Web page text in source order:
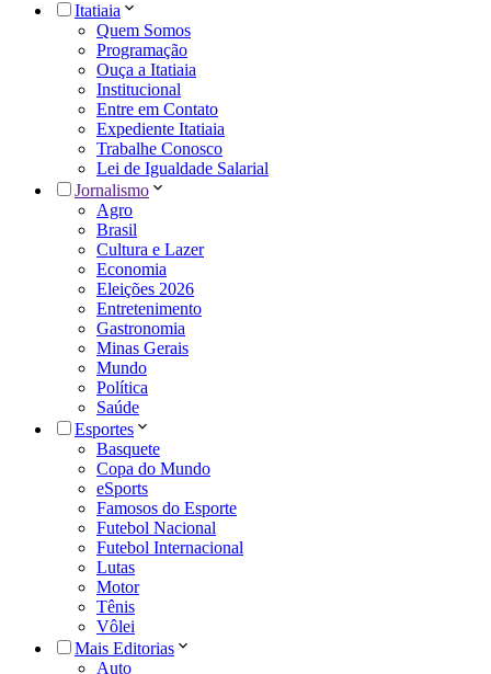
Itatiaia
Quem Somos
Programação
Ouça a Itatiaia
Institucional
Entre em Contato
Expediente Itatiaia
Trabalhe Conosco
Lei de Igualdade Salarial
Jornalismo
Agro
Brasil
Cultura e Lazer
Economia
Eleições 2026
Entretenimento
Gastronomia
Minas Gerais
Mundo
Política
Saúde
Esportes
Basquete
Copa do Mundo
eSports
Famosos do Esporte
Futebol Nacional
Futebol Internacional
Lutas
Motor
Tênis
Vôlei
Mais Editorias
Auto